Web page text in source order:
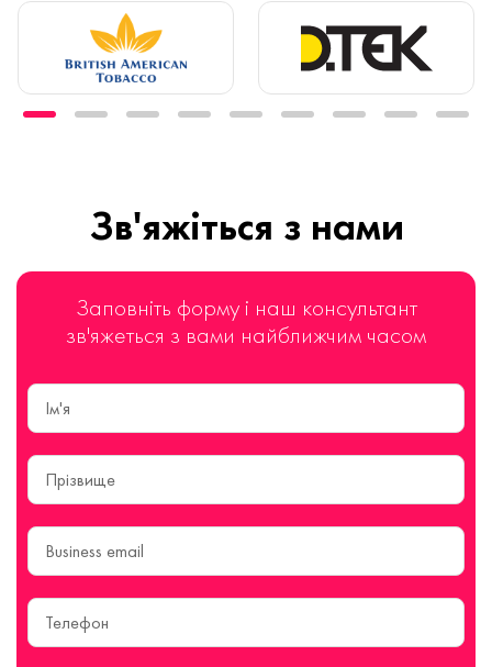
Зв'яжіться з нами
Заповніть форму і наш консультант
зв'яжеться з вами найближчим часом